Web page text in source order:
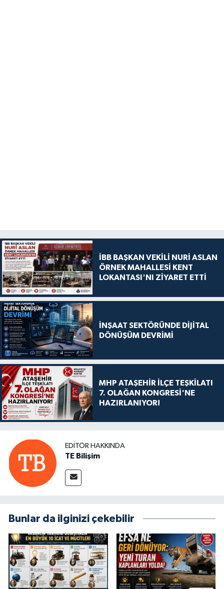
İBB BAŞKAN VEKİLİ NURİ ASLAN
ÖRNEK MAHALLESİ KENT
LOKANTASI'NI ZİYARET ETTİ
İNŞAAT SEKTÖRÜNDE DİJİTAL
DÖNÜŞÜM DEVRİMİ
MHP ATAŞEHİR İLÇE TEŞKİLATI
7. OLAĞAN KONGRESİ'NE
HAZIRLANIYOR!
EDITÖR HAKKINDA
TE Bilişim
Bunlar da ilginizi çekebilir